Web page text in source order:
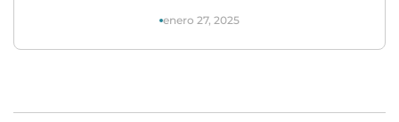
enero 27, 2025